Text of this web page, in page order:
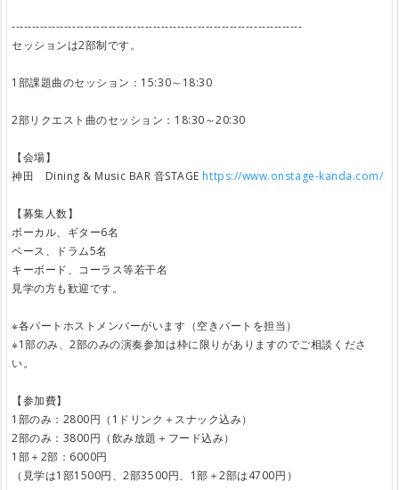
------------------------------------------------------------------------
セッションは2部制です。
1部課題曲のセッション：15:30～18:30
2部リクエスト曲のセッション：18:30～20:30
【会場】
神田 Dining & Music BAR 音STAGE https://www.onstage-kanda.com/
【募集人数】
ボーカル、ギター6名
ベース、ドラム5名
キーボード、コーラス等若干名
見学の方も歓迎です。
※各パートホストメンバーがいます（空きパートを担当）
※1部のみ、2部のみの演奏参加は枠に限りがありますのでご相談くださ
い。
【参加費】
1部のみ：2800円（1ドリンク＋スナック込み）
2部のみ：3800円（飲み放題＋フード込み）
1部＋2部：6000円
（見学は1部1500円、2部3500円、1部＋2部は4700円）